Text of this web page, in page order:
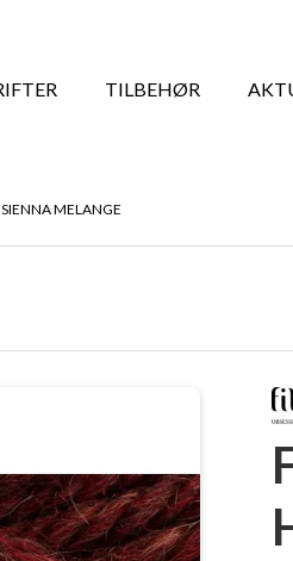
TILBEHØR
MELANGE